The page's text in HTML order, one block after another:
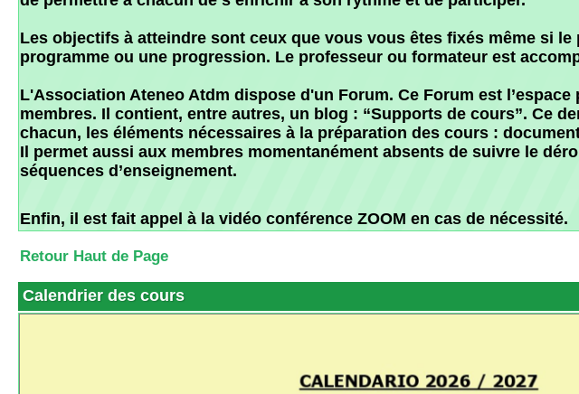
Enfin, il est fait appel à la vidéo conférence ZOOM en cas de nécessité.
Retour Haut de Page